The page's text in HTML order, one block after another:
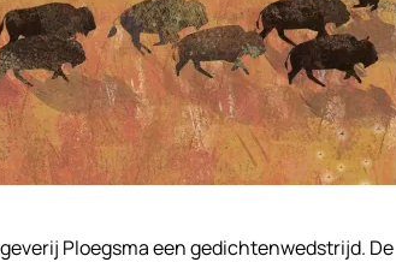
Ploegsma een gedichtenwedstrijd. De